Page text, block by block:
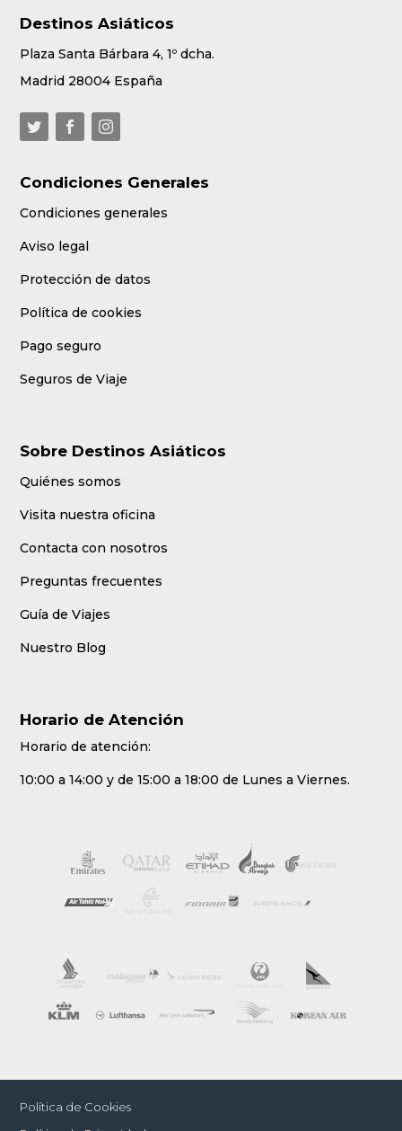
Destinos Asiáticos
Plaza Santa Bárbara 4, 1º dcha.
Madrid 28004 España
Condiciones Generales
Condiciones generales
Aviso legal
Protección de datos
Política de cookies
Pago seguro
Seguros de Viaje
Sobre Destinos Asiáticos
Quiénes somos
Visita nuestra oficina
Contacta con nosotros
Preguntas frecuentes
Guía de Viajes
Nuestro Blog
Horario de Atención
Horario de atención:
10:00 a 14:00 y de 15:00 a 18:00 de Lunes a Viernes.
Política de Cookies